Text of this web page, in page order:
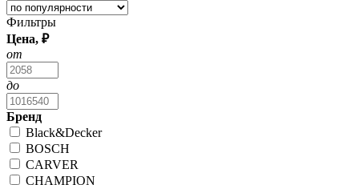
Фильтры
Цена, ₽
от
до
Бренд
Black&Decker
BOSCH
CARVER
CHAMPION